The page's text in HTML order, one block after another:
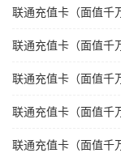
联通充值卡（面值千
联通充值卡（面值千
联通充值卡（面值千
联通充值卡（面值千
联通充值卡（面值千